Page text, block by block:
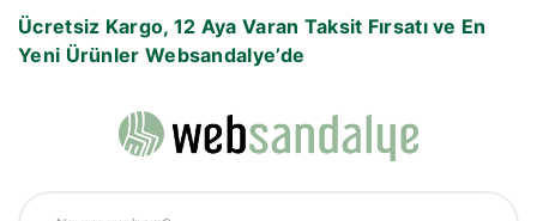
Ücretsiz Kargo, 12 Aya Varan Taksit Fırsatı ve En
Yeni Ürünler Websandalye’de